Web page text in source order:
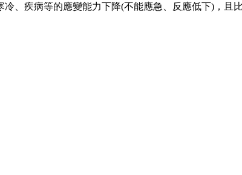
疾病等的應變能力下降(不能應急、反應低下)，且比